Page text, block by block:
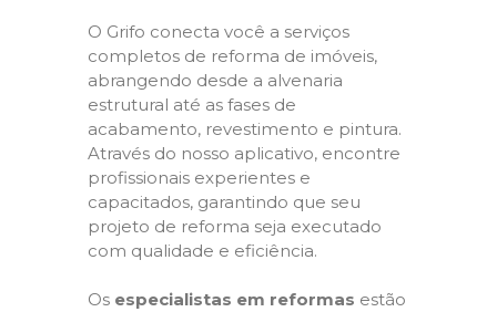
O Grifo conecta você a serviços
completos de reforma de imóveis,
abrangendo desde a alvenaria
estrutural até as fases de
acabamento, revestimento e pintura.
Através do nosso aplicativo, encontre
profissionais experientes e
capacitados, garantindo que seu
projeto de reforma seja executado
com qualidade e eficiência.
Os especialistas em reformas estão